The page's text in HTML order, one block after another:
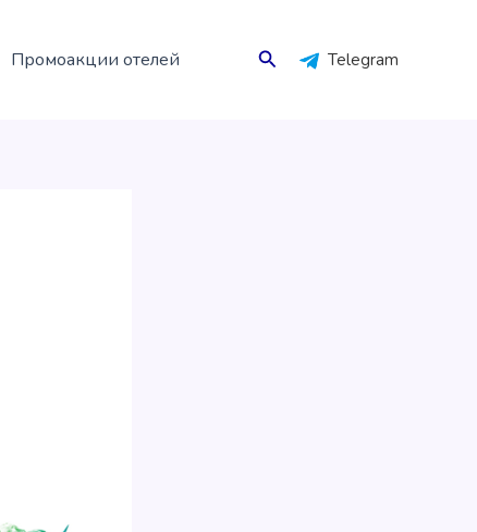
Промоакции отелей Поиск Telegram